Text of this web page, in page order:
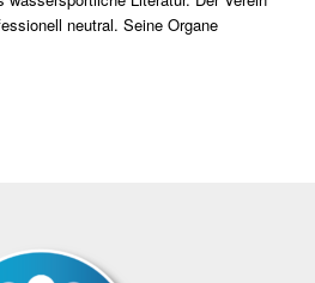
neutral. Seine Organe